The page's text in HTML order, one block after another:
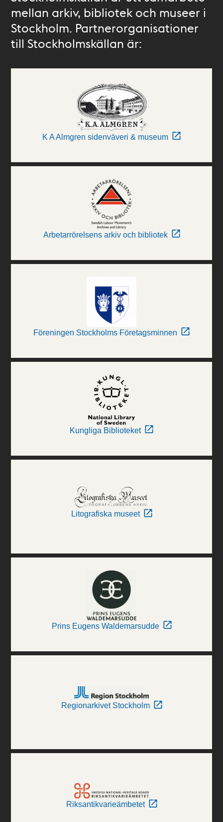
mellan arkiv, bibliotek och museer i
Stockholm. Partnerorganisationer
till Stockholmskällan är:
K A Almgren sidenväveri & museum
Arbetarrörelsens arkiv och bibliotek
Föreningen Stockholms Företagsminnen
Kungliga Biblioteket
Litografiska museet
Prins Eugens Waldemarsudde
Regionarkivet Stockholm
Riksantikvarieämbetet